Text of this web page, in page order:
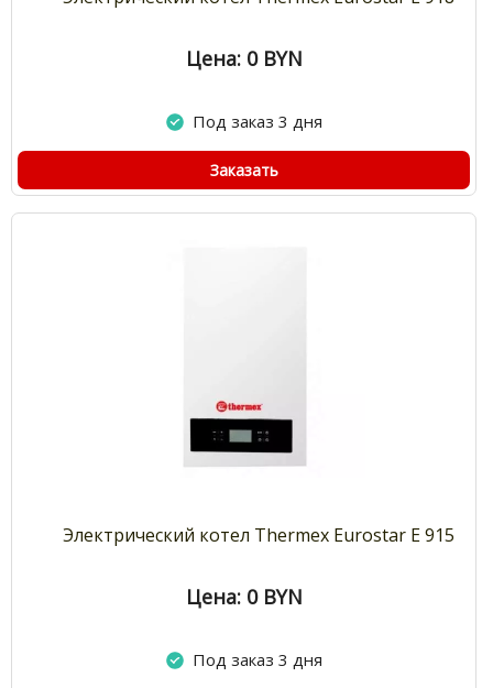
Цена: 0 BYN
Под заказ 3 дня
Заказать
Электрический котел Thermex Eurostar E 915
Цена: 0 BYN
Под заказ 3 дня